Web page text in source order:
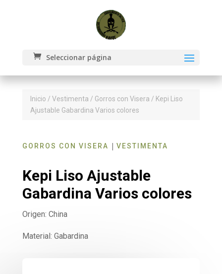
Seleccionar página
Inicio / Vestimenta / Gorros con Visera / Kepi Liso
Ajustable Gabardina Varios colores
GORROS CON VISERA | VESTIMENTA
Kepi Liso Ajustable
Gabardina Varios colores
Origen: China
Material: Gabardina